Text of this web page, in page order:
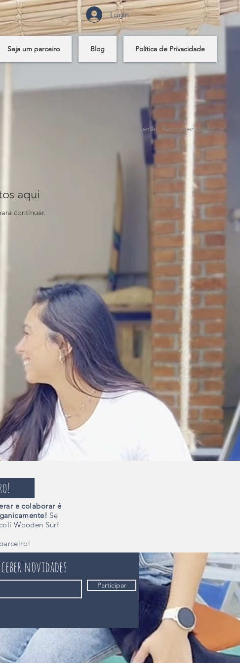
Login
Seja um parceiro Blog Política de Privacidade
Ordenar: Recomendado
aqui
continuar.
e colaborar é
Se
Wooden Surf
novidades
Participar